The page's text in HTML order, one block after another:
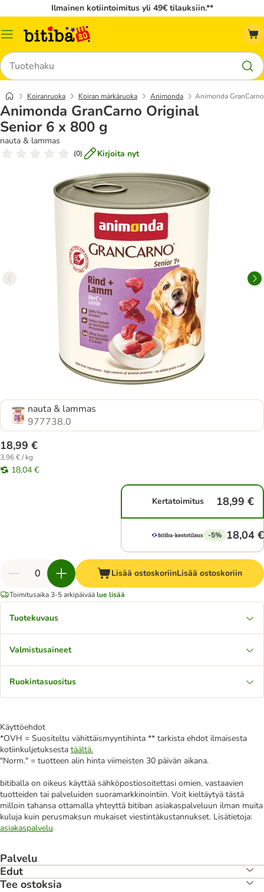
Ilmainen kotiintoimitus yli 49€ tilauksiin.**
Katalogivalikko
Hae
Koiranruoka Koiran märkäruoka Animonda Animonda
Animonda GranCarno Original
Senior 6 x 800 g
nauta & lammas
(0) Kirjoita nyt
nauta & lammas
977738.0
18,99 €
3,96 € / kg
18,04 €
Kertatoimitus 18,99 €
-5% 18,04 €
Lisää ostoskoriinLisää ostoskoriin
Toimitusaika 3-5 arkipäiväälue lisää
Tuotekuvaus
Valmistusaineet
Ruokintasuositus
Käyttöehdot
*OVH = Suositeltu vähittäismyyntihinta ** tarkista ehdot ilmaisesta
kotiinkuljetuksesta täältä.
"Norm." = tuotteen alin hinta viimeisten 30 päivän aikana.
bitiballa on oikeus käyttää sähköpostiosoitettasi omien, vastaavien
tuotteiden tai palveluiden suoramarkkinointiin. Voit kieltäytyä tästä
milloin tahansa ottamalla yhteyttä bitiban asiakaspalveluun ilman muita
kuluja kuin perusmaksun mukaiset viestintäkustannukset. Lisätietoja:
asiakaspalvelu
Palvelu
Edut
Tee ostoksia